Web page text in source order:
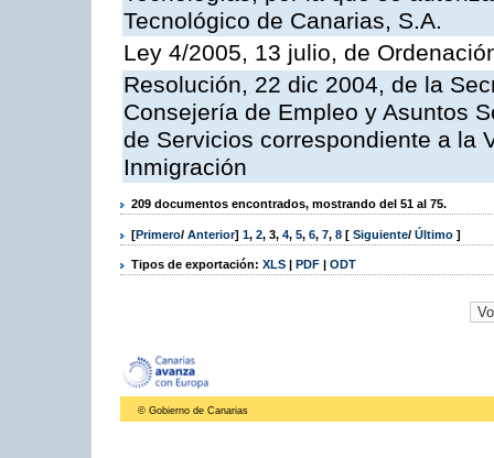
Tecnológico de Canarias, S.A.
Ley 4/2005, 13 julio, de
Resolución, 22 dic 2004, de la
Consejería de Empleo y Asuntos
de Servicios correspondiente a la
Inmigración
209 documentos encontrados, mostrando del 51 al 75.
[Primero/ Anterior] 1, 2, 3, 4, 5, 6, 7, 8 [ Siguiente/ Último ]
Tipos de exportación: XLS | PDF | ODT
© Gobierno de Canarias